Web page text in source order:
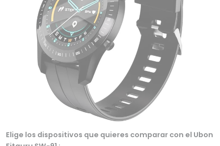
Elige los dispositivos que quieres comparar con el Ubon